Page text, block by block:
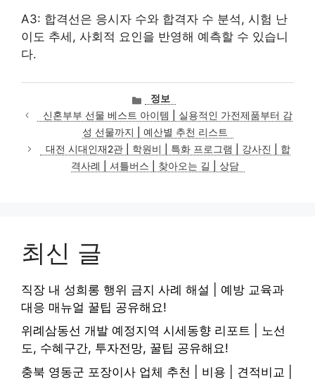
A3: 합격선은 응시자 수와 합격자 수 분석, 시험 난
이도 추세, 사회적 요인을 반영해 예측할 수 있습니
다.
카
테
고
리
정보
신혼부부 선물 베스트 아이템 | 실용적인 가전제품부터 감
성 선물까지 | 예산별 추천 리스트
대전 시대인재2관 | 학원비 | 특화 프로그램 | 강사진 | 합
격사례 | 셔틀버스 | 찾아오는 길 | 상담
최신 글
직장 내 성희롱 행위 금지 사례 해설 | 예방 교육과
대응 매뉴얼 꿀팁 공유해요!
위례삼동선 개발 예정지역 시세동향 리포트 | 노선
도, 수혜구간, 투자전망, 꿀팁 공유해요!
충북 영동군 포장이사 업체 추천 | 비용 | 견적비교 |